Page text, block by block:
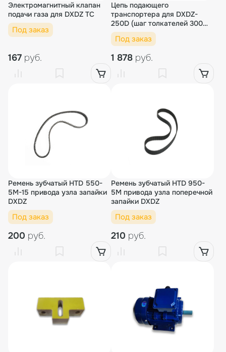
Электромагнитный клапан
подачи газа для DXDZ TC
Под заказ
167 руб.
Цепь подающего
транспортера для DXDZ-
250D (шаг толкателей 300
мм)
Под заказ
1 878 руб.
Ремень зубчатый HTD 550-
5M-15 привода узла запайки
DXDZ
Под заказ
200 руб.
Ремень зубчатый HTD 950-
5M привода узла поперечной
запайки DXDZ
Под заказ
210 руб.